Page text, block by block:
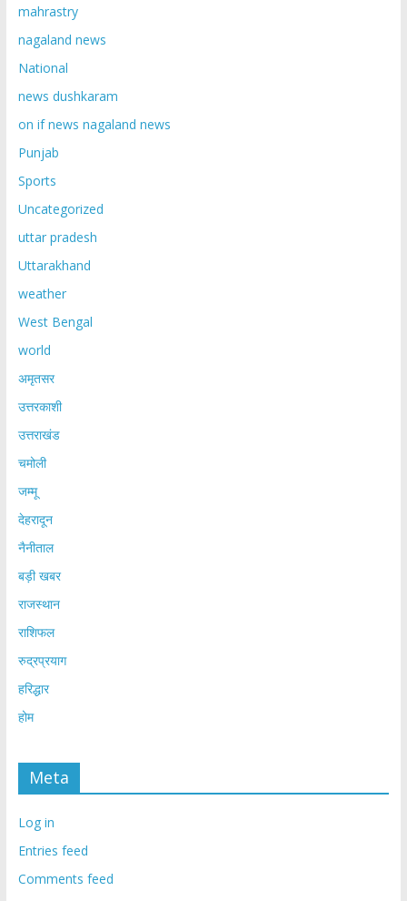
mahrastry
nagaland news
National
news dushkaram
on if news nagaland news
Punjab
Sports
Uncategorized
uttar pradesh
Uttarakhand
weather
West Bengal
world
अमृतसर
उत्तरकाशी
उत्तराखंड
चमोली
जम्मू
देहरादून
नैनीताल
बड़ी खबर
राजस्थान
राशिफल
रुद्रप्रयाग
हरिद्धार
होम
Meta
Log in
Entries feed
Comments feed